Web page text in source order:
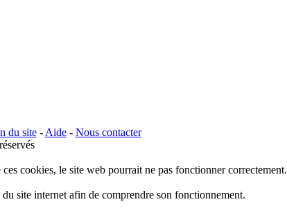
du site- Aide- Nous contacter
cookies, le site web pourrait ne pas fonctionner correctement.
site internet afin de comprendre son fonctionnement.